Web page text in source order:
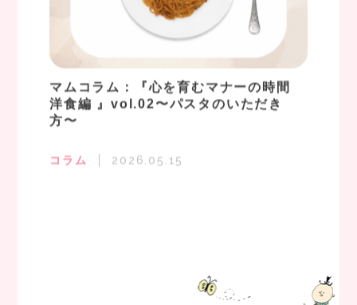
マムコラム：『心を育むマナーの時間
洋食編 』vol.02〜パスタのいただき
方〜
コラム 2026.05.15